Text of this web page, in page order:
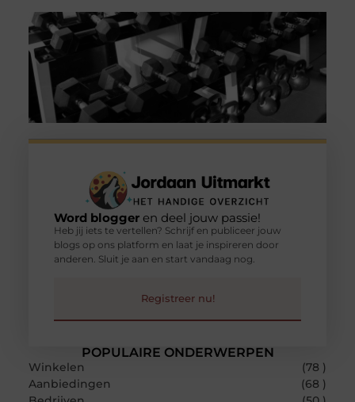
POPULAIRE ONDERWERPEN
Winkelen
(78 )
Aanbiedingen
(68 )
Word bloggeren deel jouw passie!
Heb jij iets te vertellen? Schrijf en publiceer jouw
blogs op ons platform en laat je inspireren door
anderen. Sluit je aan en start vandaag nog.
Registreer nu!